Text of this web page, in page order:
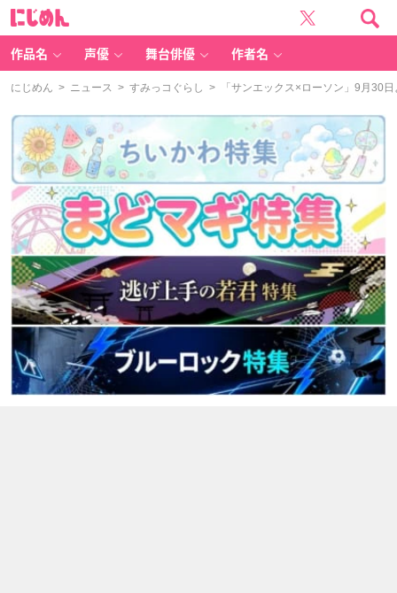
作品名 声優 舞台俳優 作者名
にじめん > ニュース > すみっコぐらし > 「サンエックス×ローソン」9月30